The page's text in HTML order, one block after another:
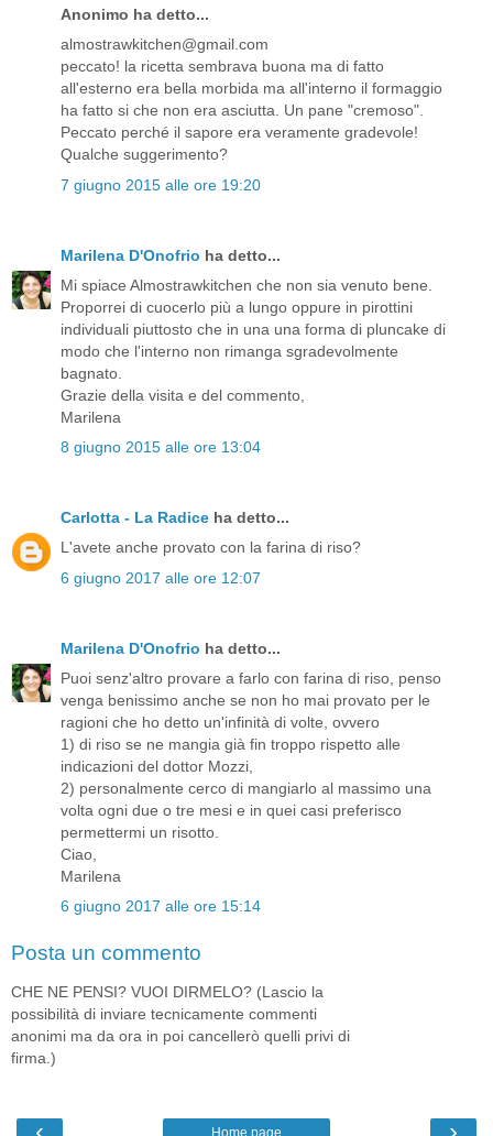
Anonimo ha detto...
almostrawkitchen@gmail.com
peccato! la ricetta sembrava buona ma di fatto
all'esterno era bella morbida ma all'interno il formaggio
ha fatto si che non era asciutta. Un pane "cremoso".
Peccato perché il sapore era veramente gradevole!
Qualche suggerimento?
7 giugno 2015 alle ore 19:20
Marilena D'Onofrio ha detto...
Mi spiace Almostrawkitchen che non sia venuto bene.
Proporrei di cuocerlo più a lungo oppure in pirottini
individuali piuttosto che in una una forma di pluncake di
modo che l'interno non rimanga sgradevolmente
bagnato.
Grazie della visita e del commento,
Marilena
8 giugno 2015 alle ore 13:04
Carlotta - La Radice ha detto...
L'avete anche provato con la farina di riso?
6 giugno 2017 alle ore 12:07
Marilena D'Onofrio ha detto...
Puoi senz'altro provare a farlo con farina di riso, penso
venga benissimo anche se non ho mai provato per le
ragioni che ho detto un'infinità di volte, ovvero
1) di riso se ne mangia già fin troppo rispetto alle
indicazioni del dottor Mozzi,
2) personalmente cerco di mangiarlo al massimo una
volta ogni due o tre mesi e in quei casi preferisco
permettermi un risotto.
Ciao,
Marilena
6 giugno 2017 alle ore 15:14
Posta un commento
CHE NE PENSI? VUOI DIRMELO? (Lascio la
possibilità di inviare tecnicamente commenti
anonimi ma da ora in poi cancellerò quelli privi di
firma.)
Home page